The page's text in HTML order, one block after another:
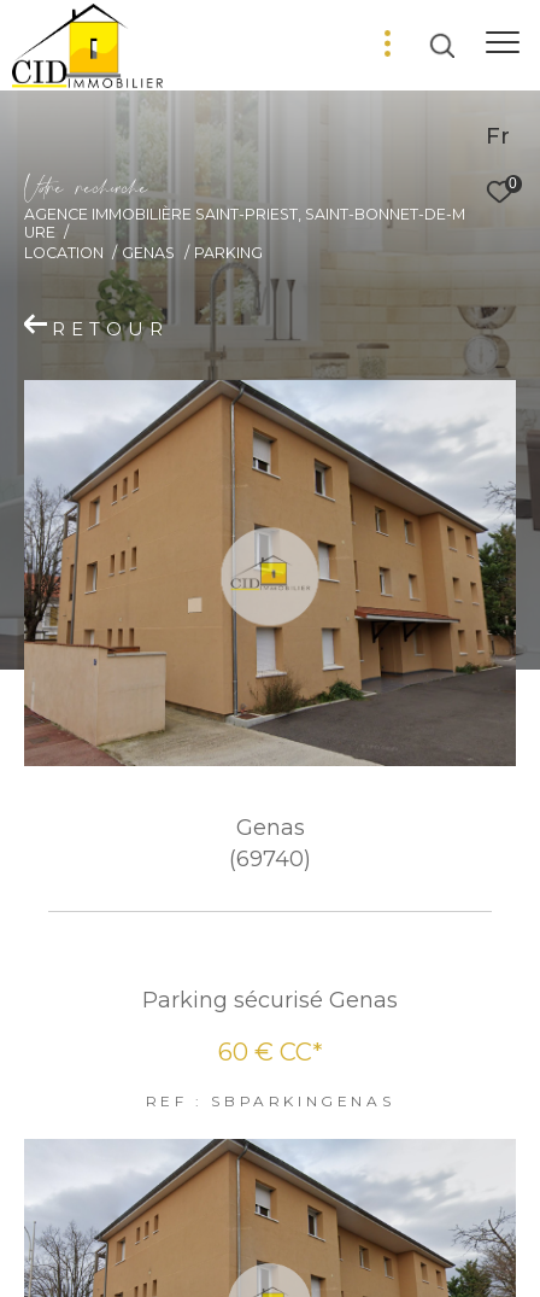
Fr
0
Vore recece
AGENCE IMMOBILIÈRE SAINT-PRIEST, SAINT-BONNET-DE-M
URE
LOCATION
GENAS PARKING
RETOUR
Genas
(69740)
Parking sécurisé Genas
60 € CC*
REF : SBPARKINGENAS